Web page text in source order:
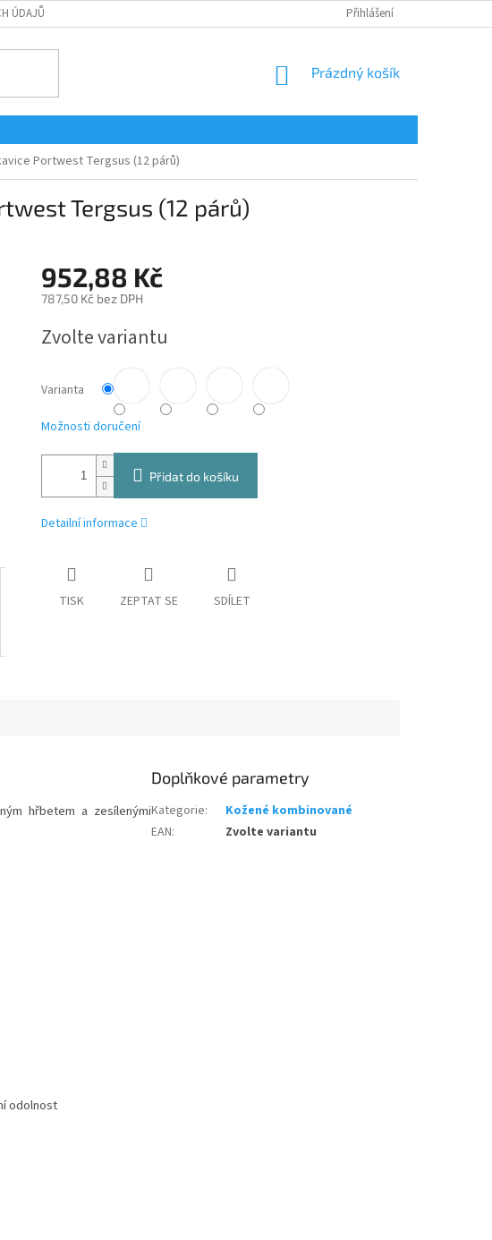
ÚDAJŮ Přihlášení
NÁKUPNÍ
Prázdný košík
Portwest Tergsus (12 párů)
Tergsus (12 párů)
952,88 Kč
787,50 Kč bez DPH
cena:
Zvolte variantu
Varianta
Možnosti doručení
Přidat do košíku
Detailní informace
TISK ZEPTAT SE SDÍLET
hřbetem a zesílenými
odolnost
Doplňkové parametry
Kategorie:
Kožené kombinované
EAN: Zvolte variantu